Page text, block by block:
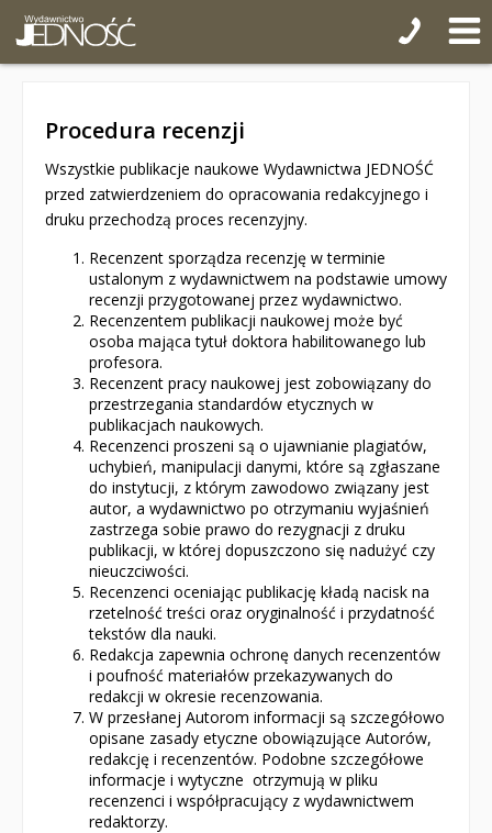
Procedura recenzji
Wszystkie publikacje naukowe Wydawnictwa JEDNOŚĆ
przed zatwierdzeniem do opracowania redakcyjnego i
druku przechodzą proces recenzyjny.
Recenzent sporządza recenzję w terminie
ustalonym z wydawnictwem na podstawie umowy
recenzji przygotowanej przez wydawnictwo.
Recenzentem publikacji naukowej może być
osoba mająca tytuł doktora habilitowanego lub
profesora.
Recenzent pracy naukowej jest zobowiązany do
przestrzegania standardów etycznych w
publikacjach naukowych.
Recenzenci proszeni są o ujawnianie plagiatów,
uchybień, manipulacji danymi, które są zgłaszane
do instytucji, z którym zawodowo związany jest
autor, a wydawnictwo po otrzymaniu wyjaśnień
zastrzega sobie prawo do rezygnacji z druku
publikacji, w której dopuszczono się nadużyć czy
nieuczciwości.
Recenzenci oceniając publikację kładą nacisk na
rzetelność treści oraz oryginalność i przydatność
tekstów dla nauki.
Redakcja zapewnia ochronę danych recenzentów
i poufność materiałów przekazywanych do
redakcji w okresie recenzowania.
W przesłanej Autorom informacji są szczegółowo
opisane zasady etyczne obowiązujące Autorów,
redakcję i recenzentów. Podobne szczegółowe
informacje i wytyczne otrzymują w pliku
recenzenci i współpracujący z wydawnictwem
redaktorzy.